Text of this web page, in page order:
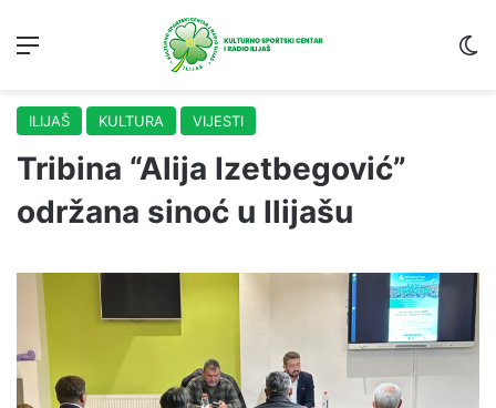
ILIJAŠ KULTURA VIJESTI
Tribina “Alija Izetbegović”
održana sinoć u Ilijašu